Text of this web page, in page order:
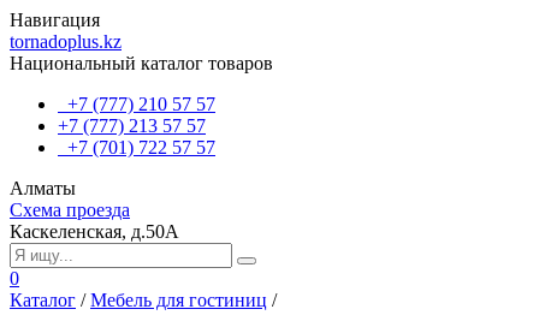
Навигация
tornadoplus.kz
Национальный каталог товаров
+7 (777) 210 57 57
+7 (777) 213 57 57
+7 (701) 722 57 57
Алматы
Схема проезда
Каскеленская, д.50А
0
Каталог /Мебель для гостиниц /